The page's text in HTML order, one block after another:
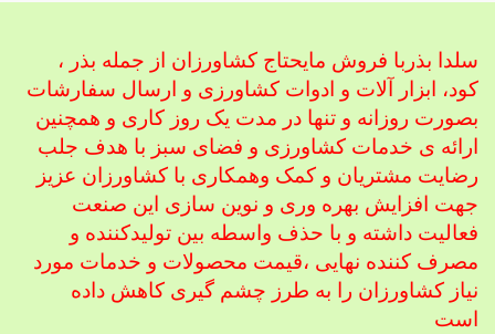
سلدا بذربا فروش مایحتاج کشاورزان از جمله بذر ،
کود، ابزار آلات و ادوات کشاورزی و ارسال سفارشات
بصورت روزانه و تنها در مدت یک روز کاری و همچنین
ارائه ی خدمات کشاورزی و فضای سبز با هدف جلب
رضایت مشتریان و کمک وهمکاری با کشاورزان عزیز
جهت افزایش بهره وری و نوین سازی این صنعت
فعالیت داشته و با حذف واسطه بین تولیدکننده و
مصرف کننده نهایی ،قیمت محصولات و خدمات مورد
نیاز کشاورزان را به طرز چشم گیری کاهش داده
است